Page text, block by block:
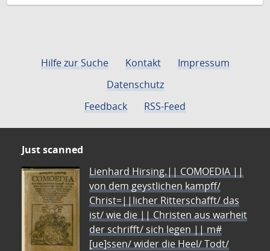
Hilfe zur Suche Kontakt
Impressum
Datenschutz
Feedback
RSS-Feed
Just scanned
Lienhard Hirsing.|| COMOEDIA ||
von dem geystlichen kampff/
Christ=||licher Ritterschafft/ das
ist/ wie die || Christen aus warheit
der schrifft/ sich legen || m#
[ue]ssen/ wider die Heel/ Todt/